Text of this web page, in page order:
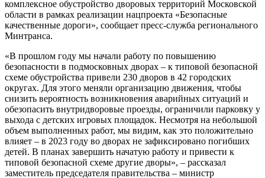
комплексное обустройство дворовых территорий Московской
области в рамках реализации нацпроекта «Безопасные
качественные дороги», сообщает пресс-служба регионального
Минтранса.
«В прошлом году мы начали работу по повышению
безопасности в подмосковных дворах – к типовой безопасной
схеме обустройства привели 230 дворов в 42 городских
округах. Для этого меняли организацию движения, чтобы
снизить вероятность возникновения аварийных ситуаций и
обезопасить внутридворовые проезды, ограничили парковку у
выхода с детских игровых площадок. Несмотря на небольшой
объем выполненных работ, мы видим, как это положительно
влияет – в 2023 году во дворах не зафиксировано погибших
детей. В планах завершить начатую работу и привести к
типовой безопасной схеме другие дворы», – рассказал
заместитель председателя правительства – министр